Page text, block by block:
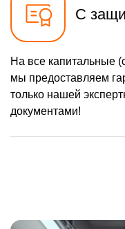
С
На все капитальные
мы предоставляем
только нашей
документами!